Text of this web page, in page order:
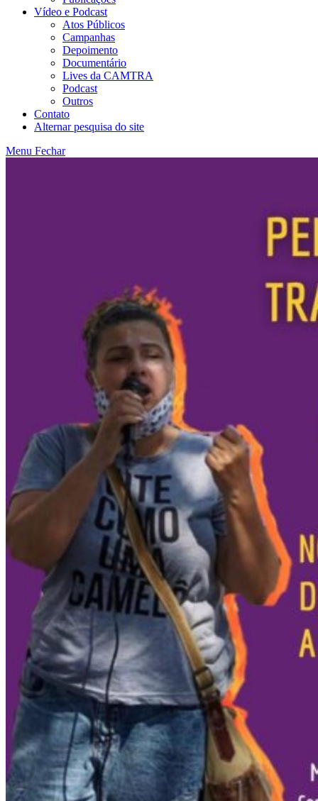
Vídeo e Podcast
Atos Públicos
Campanhas
Depoimento
Documentário
Lives da CAMTRA
Podcast
Outros
Contato
Alternar pesquisa do site
Menu Fechar